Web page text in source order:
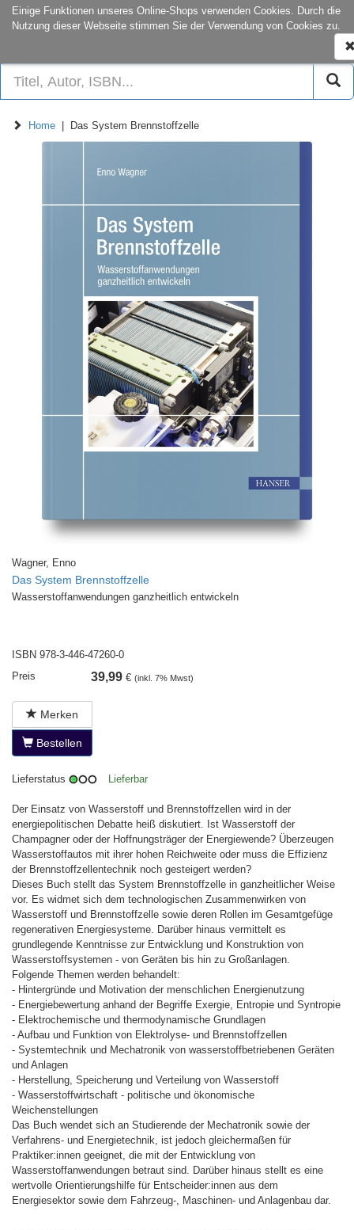
Einige Funktionen unseres Online-Shops verwenden Cookies. Durch die
Nutzung dieser Webseite stimmen Sie der Verwendung von Cookies zu.
onCampus:S1|03 +49 6151-16-
Home | Das System Brennstoffzelle
Wagner, Enno
Das System Brennstoffzelle
Wasserstoffanwendungen ganzheitlich entwickeln
ISBN 978-3-446-47260-0
Preis
39,99 € (inkl. 7% Mwst)
Merken
Bestellen
Lieferstatus Lieferbar
Der Einsatz von Wasserstoff und Brennstoffzellen wird in der
energiepolitischen Debatte heiß diskutiert. Ist Wasserstoff der
Champagner oder der Hoffnungsträger der Energiewende? Überzeugen
Wasserstoffautos mit ihrer hohen Reichweite oder muss die Effizienz
der Brennstoffzellentechnik noch gesteigert werden?
Dieses Buch stellt das System Brennstoffzelle in ganzheitlicher Weise
vor. Es widmet sich dem technologischen Zusammenwirken von
Wasserstoff und Brennstoffzelle sowie deren Rollen im Gesamtgefüge
regenerativen Energiesysteme. Darüber hinaus vermittelt es
grundlegende Kenntnisse zur Entwicklung und Konstruktion von
Wasserstoffsystemen - von Geräten bis hin zu Großanlagen.
Folgende Themen werden behandelt:
- Hintergründe und Motivation der menschlichen Energienutzung
- Energiebewertung anhand der Begriffe Exergie, Entropie und Syntropie
- Elektrochemische und thermodynamische Grundlagen
- Aufbau und Funktion von Elektrolyse- und Brennstoffzellen
- Systemtechnik und Mechatronik von wasserstoffbetriebenen Geräten
und Anlagen
- Herstellung, Speicherung und Verteilung von Wasserstoff
- Wasserstoffwirtschaft - politische und ökonomische
Weichenstellungen
Das Buch wendet sich an Studierende der Mechatronik sowie der
Verfahrens- und Energietechnik, ist jedoch gleichermaßen für
Praktiker:innen geeignet, die mit der Entwicklung von
Wasserstoffanwendungen betraut sind. Darüber hinaus stellt es eine
wertvolle Orientierungshilfe für Entscheider:innen aus dem
Energiesektor sowie dem Fahrzeug-, Maschinen- und Anlagenbau dar.